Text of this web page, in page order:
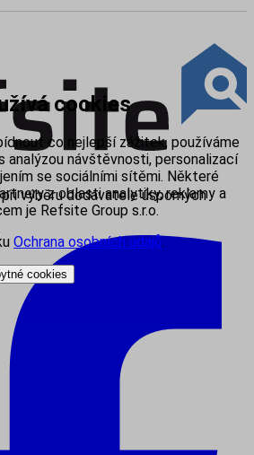
výběru dodavatele úsporných
cookies
co nejlepší zážitek, používáme
analýzou návštěvnosti, personalizací
se sociálními sítěmi. Některé
z oblasti analytiky, reklamy a
je Refsite Group s.r.o.
Ochrana osobních údajů.
cookies